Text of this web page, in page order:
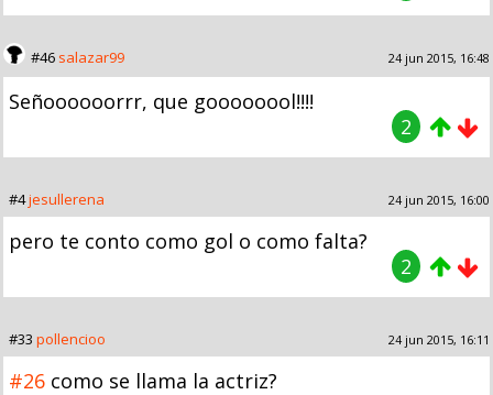
#46 salazar99 24 jun 2015, 16:48
Señoooooorrr, que goooooool!!!!
2
#4jesullerena 24 jun 2015, 16:00
pero te conto como gol o como falta?
2
#33 pollencioo 24 jun 2015, 16:11
#26 como se llama la actriz?